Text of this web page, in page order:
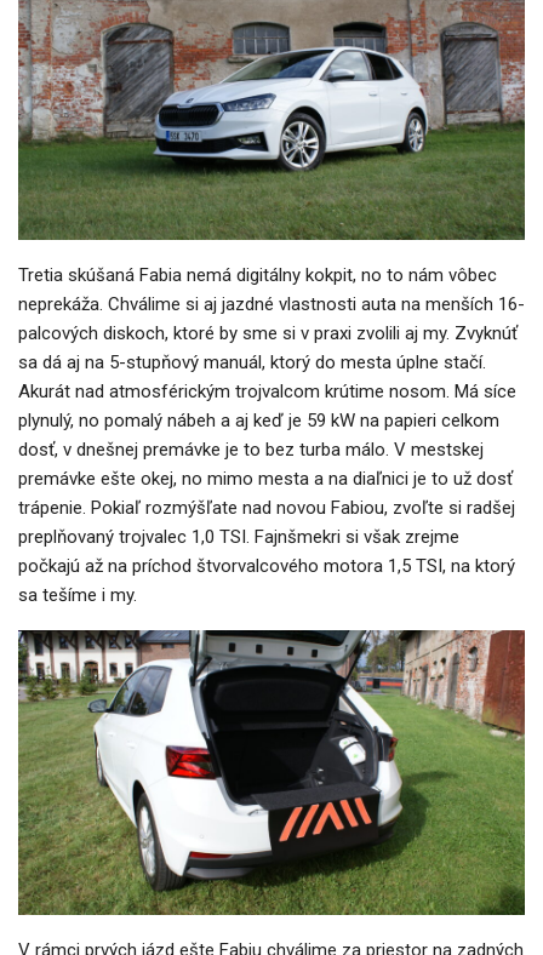
Tretia skúšaná Fabia nemá digitálny kokpit, no to nám vôbec
neprekáža. Chválime si aj jazdné vlastnosti auta na menších 16-
palcových diskoch, ktoré by sme si v praxi zvolili aj my. Zvyknúť
sa dá aj na 5-stupňový manuál, ktorý do mesta úplne stačí.
Akurát nad atmosférickým trojvalcom krútime nosom. Má síce
plynulý, no pomalý nábeh a aj keď je 59 kW na papieri celkom
dosť, v dnešnej premávke je to bez turba málo. V mestskej
premávke ešte okej, no mimo mesta a na diaľnici je to už dosť
trápenie. Pokiaľ rozmýšľate nad novou Fabiou, zvoľte si radšej
preplňovaný trojvalec 1,0 TSI. Fajnšmekri si však zrejme
počkajú až na príchod štvorvalcového motora 1,5 TSI, na ktorý
sa tešíme i my.
V rámci prvých jázd ešte Fabiu chválime za priestor na zadných